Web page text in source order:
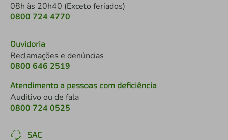
08h às 20h40 (Exceto feriados)
0800 724 4770
Ouvidoria
Reclamações e denúncias
0800 646 2519
Atendimento a pessoas com deficiência
Auditivo ou de fala
0800 724 0525
SAC